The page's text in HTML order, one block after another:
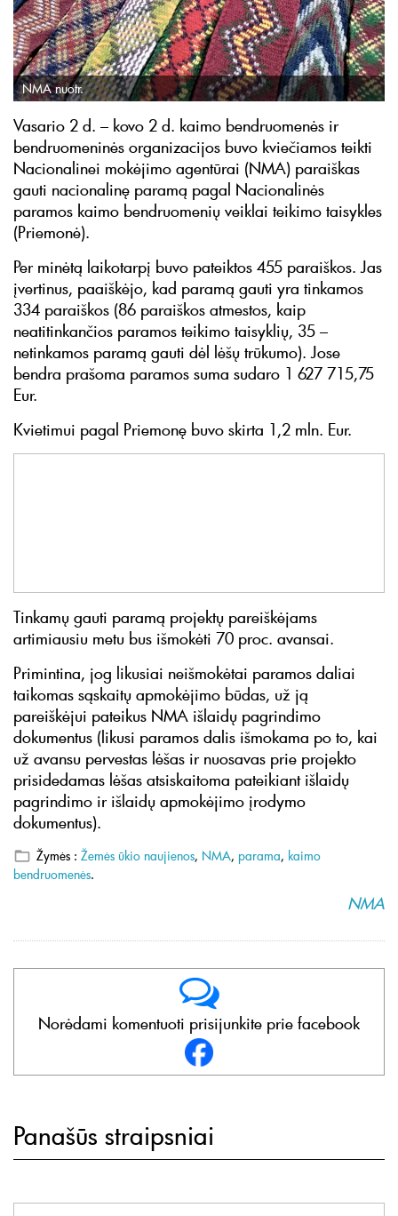
NMA nuotr.
Vasario 2 d. – kovo 2 d. kaimo bendruomenės ir
bendruomeninės organizacijos buvo kviečiamos teikti
Nacionalinei mokėjimo agentūrai (NMA) paraiškas
gauti nacionalinę paramą pagal Nacionalinės
paramos kaimo bendruomenių veiklai teikimo taisykles
(Priemonė).
Per minėtą laikotarpį buvo pateiktos 455 paraiškos. Jas
įvertinus, paaiškėjo, kad paramą gauti yra tinkamos
334 paraiškos (86 paraiškos atmestos, kaip
neatitinkančios paramos teikimo taisyklių, 35 –
netinkamos paramą gauti dėl lėšų trūkumo). Jose
bendra prašoma paramos suma sudaro 1 627 715,75
Eur.
Kvietimui pagal Priemonę buvo skirta 1,2 mln. Eur.
Tinkamų gauti paramą projektų pareiškėjams
artimiausiu metu bus išmokėti 70 proc. avansai.
Primintina, jog likusiai neišmokėtai paramos daliai
taikomas sąskaitų apmokėjimo būdas, už ją
pareiškėjui pateikus NMA išlaidų pagrindimo
dokumentus (likusi paramos dalis išmokama po to, kai
už avansu pervestas lėšas ir nuosavas prie projekto
prisidedamas lėšas atsiskaitoma pateikiant išlaidų
pagrindimo ir išlaidų apmokėjimo įrodymo
dokumentus).
Žymės : Žemės ūkio naujienos, NMA, parama, kaimo
bendruomenės.
NMA
Norėdami komentuoti prisijunkite prie facebook
Panašūs straipsniai